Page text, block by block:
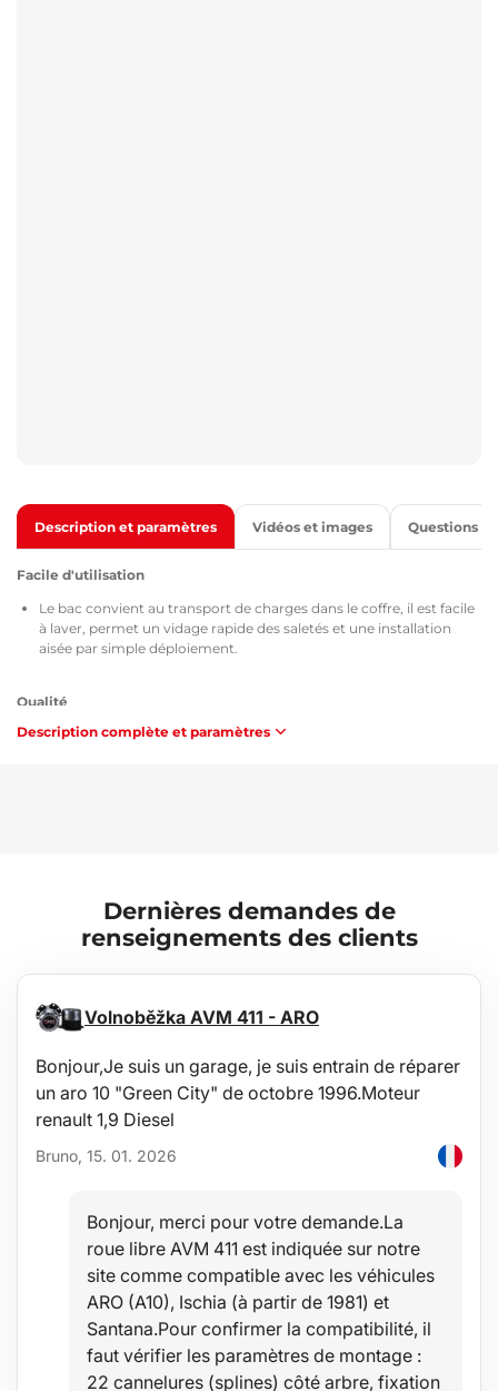
Description et paramètres Vidéos et images Questions
Facile d'utilisation
Le bac convient au transport de charges dans le coffre, il est facile
à laver, permet un vidage rapide des saletés et une installation
aisée par simple déploiement.
Qualité
Tous les bacs de coffre sont pourvus du certificat TÜV Süd Czech,
Le bac est facile à laver, conçu pour un entretien standard avec
peut être facilement effectué à l'extérieur du véhicule, par ex. avec
un tuyau d'arrosage.
Stabilité
La qualité du matériau permet l'utilisation du bac dans une large
plage de températures de -60°C à +80°C et offre aussi une grande
résistance au vieillissement du matériau dû aux rayons UV.
Le matériau hypoallergénique permet une utilisation dans
n'importe quel véhicule sans risques pour la santé.
Protection
L'avantage de ces bacs est le rebord surélevé de 4-6 cm (selon le
type de véhicule), protégeant l'intérieur du coffre contre le
renversement ou l'écoulement de liquides (eau, huile), de saletés,
Description complète et paramètres
Dernières demandes de
renseignements des clients
Volnoběžka AVM 411 - ARO
Bonjour,Je suis un garage, je suis entrain de réparer
un aro 10 "Green City" de octobre 1996.Moteur
renault 1,9 Diesel
Bruno, 15. 01. 2026
Bonjour, merci pour votre demande.La
roue libre AVM 411 est indiquée sur notre
site comme compatible avec les véhicules
ARO (A10), Ischia (à partir de 1981) et
Santana.Pour confirmer la compatibilité, il
faut vérifier les paramètres de montage :
22 cannelures (splines) côté arbre, fixation